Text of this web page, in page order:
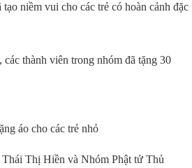
niềm vui cho các trẻ có hoàn cảnh đặc
thành viên trong nhóm đã tặng 30
áo cho các trẻ nhỏ
Thị Hiền và Nhóm Phật tử Thủ